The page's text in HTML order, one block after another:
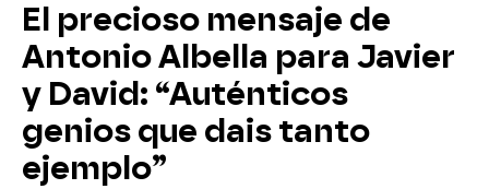
El precioso mensaje de
Antonio Albella para Javier
y David: “Auténticos
genios que dais tanto
ejemplo”